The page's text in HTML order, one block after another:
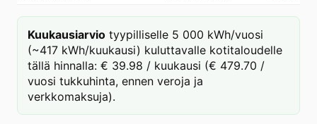
Kuukausiarvio tyypilliselle 5 000 kWh/vuosi
(~417 kWh/kuukausi) kuluttavalle kotitaloudelle
tällä hinnalla: € 39.98 / kuukausi (€ 479.70 /
vuosi tukkuhinta, ennen veroja ja
verkkomaksuja).